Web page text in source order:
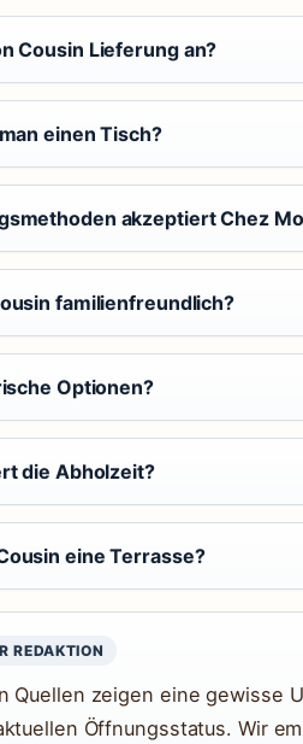
Cousin Lieferung an?
einen Tisch?
akzeptiert Chez
familienfreundlich?
Optionen?
die Abholzeit?
eine Terrasse?
REDAKTION
Quellen zeigen eine gewisse
Öffnungsstatus. Wir